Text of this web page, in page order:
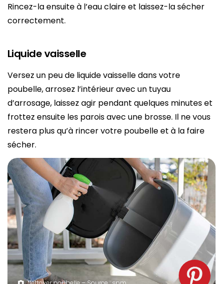
Rincez-la ensuite à l’eau claire et laissez-la sécher
correctement.
Liquide vaisselle
Versez un peu de liquide vaisselle dans votre
poubelle, arrosez l’intérieur avec un tuyau
d’arrosage, laissez agir pendant quelques minutes et
frottez ensuite les parois avec une brosse. Il ne vous
restera plus qu’à rincer votre poubelle et à la faire
sécher.